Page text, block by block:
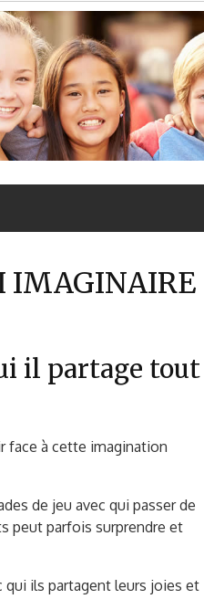
IMAGINAIRE
il partage tout
face à cette imagination
de jeu avec qui passer de
peut parfois surprendre et
qui ils partagent leurs joies et